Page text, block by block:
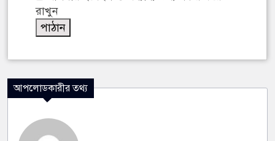
রাখুন
আপলোডকারীর তথ্য